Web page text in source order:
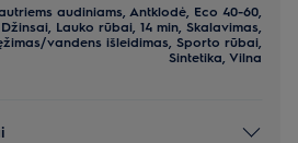
audiniams, Antklodė, Eco 40-60,
Lauko rūbai, 14 min, Skalavimas,
vandens išleidimas, Sporto rūbai,
Sintetika, Vilna